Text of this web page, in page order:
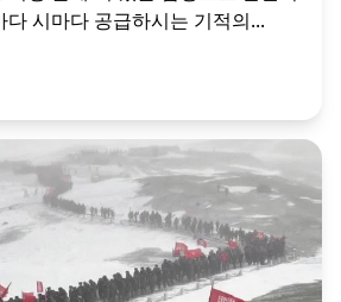
시마다 공급하시는 기적의...